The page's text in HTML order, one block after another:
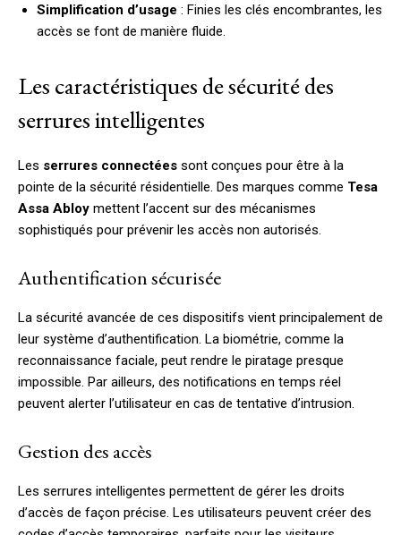
Simplification d’usage : Finies les clés encombrantes, les
accès se font de manière fluide.
Les caractéristiques de sécurité des
serrures intelligentes
Les serrures connectées sont conçues pour être à la
pointe de la sécurité résidentielle. Des marques comme Tesa
Assa Abloy mettent l’accent sur des mécanismes
sophistiqués pour prévenir les accès non autorisés.
Authentification sécurisée
La sécurité avancée de ces dispositifs vient principalement de
leur système d’authentification. La biométrie, comme la
reconnaissance faciale, peut rendre le piratage presque
impossible. Par ailleurs, des notifications en temps réel
peuvent alerter l’utilisateur en cas de tentative d’intrusion.
Gestion des accès
Les serrures intelligentes permettent de gérer les droits
d’accès de façon précise. Les utilisateurs peuvent créer des